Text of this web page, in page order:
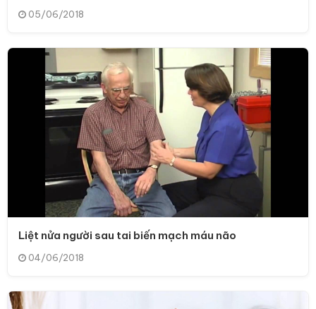
05/06/2018
Liệt nửa người sau tai biến mạch máu não
04/06/2018